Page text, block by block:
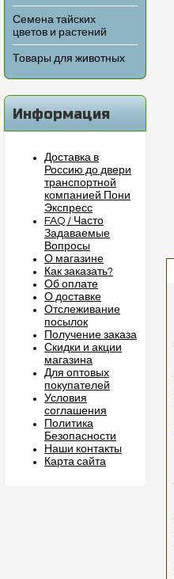
Семена тайских
цветов и растений
Товары для животных
Информация
Доставка в
Россию до двери
транспортной
компанией Пони
Экспресс
FAQ / Часто
Задаваемые
Вопросы
О магазине
Как заказать?
Об оплате
О доставке
Отслеживание
посылок
Получение заказа
Скидки и акции
магазина
Для оптовых
покупателей
Условия
соглашения
Политика
Безопасности
Наши контакты
Карта сайта